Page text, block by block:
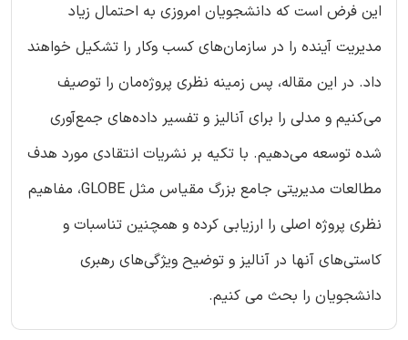
این فرض است که دانشجویان امروزی به احتمال زیاد
مدیریت آینده را در سازمان‌های کسب وکار را تشکیل خواهند
داد. در این مقاله، پس زمینه نظری پروژه‌مان را توصیف
می‌کنیم و مدلی را برای آنالیز و تفسیر داده‌های جمع‌آوری
شده توسعه می‌دهیم. با تکیه بر نشریات انتقادی مورد هدف
مطالعات مدیریتی جامع بزرگ مقیاس مثل GLOBE، مفاهیم
نظری پروژه اصلی را ارزیابی کرده و همچنین تناسبات و
کاستی‌های آنها در آنالیز و توضیح ویژگی‌های رهبری
دانشجویان را بحث می کنیم.